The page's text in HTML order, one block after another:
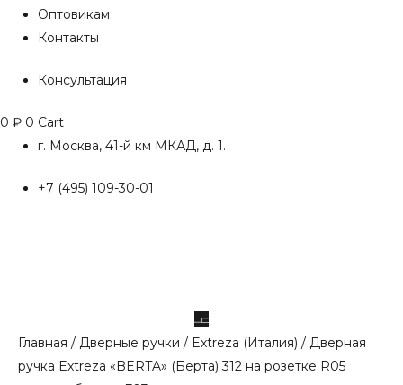
Оптовикам
Контакты
Консультация
0 ₽ 0 Cart
г. Москва, 41-й км МКАД, д. 1.
+7 (495) 109-30-01
Главная / Дверные ручки / Extreza (Италия) / Дверная
ручка Extreza «BERTA» (Берта) 312 на розетке R05